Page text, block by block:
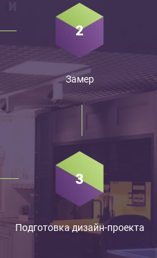
Замер
Подготовка дизайн-проекта